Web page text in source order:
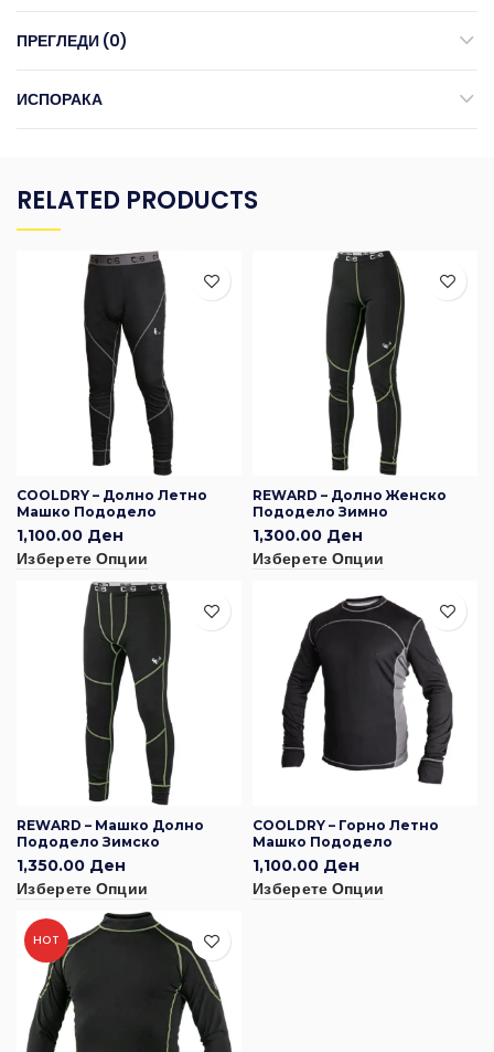
ПРЕГЛЕДИ (0)
ИСПОРАКА
RELATED PRODUCTS
COOLDRY – Долно Летно
Машко Пододело
1,100.00 Ден
Изберете Опции
REWARD – Долно Женско
Пододело Зимно
1,300.00 Ден
Изберете Опции
REWARD – Машко Долно
Пододело Зимско
1,350.00 Ден
Изберете Опции
COOLDRY – Горно Летно
Машко Пододело
1,100.00 Ден
Изберете Опции
HOT